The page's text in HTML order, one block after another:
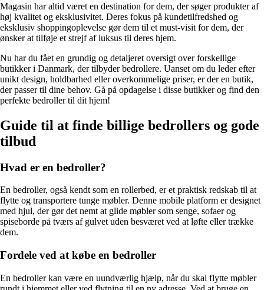
Magasin har altid været en destination for dem, der søger produkter af
høj kvalitet og eksklusivitet. Deres fokus på kundetilfredshed og
eksklusiv shoppingoplevelse gør dem til et must-visit for dem, der
ønsker at tilføje et strejf af luksus til deres hjem.
Nu har du fået en grundig og detaljeret oversigt over forskellige
butikker i Danmark, der tilbyder bedrollere. Uanset om du leder efter
unikt design, holdbarhed eller overkommelige priser, er der en butik,
der passer til dine behov. Gå på opdagelse i disse butikker og find den
perfekte bedroller til dit hjem!
Guide til at finde billige bedrollers og gode
tilbud
Hvad er en bedroller?
En bedroller, også kendt som en rollerbed, er et praktisk redskab til at
flytte og transportere tunge møbler. Denne mobile platform er designet
med hjul, der gør det nemt at glide møbler som senge, sofaer og
spiseborde på tværs af gulvet uden besværet ved at løfte eller trække
dem.
Fordele ved at købe en bedroller
En bedroller kan være en uundværlig hjælp, når du skal flytte møbler